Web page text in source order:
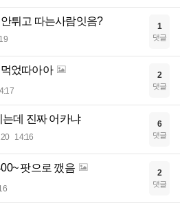
튀고 따는사람잇음? 1
댓글
었따아아 2
댓글
데 진짜 어카냐
14:16
6
댓글
팟으로 깼음 2
댓글